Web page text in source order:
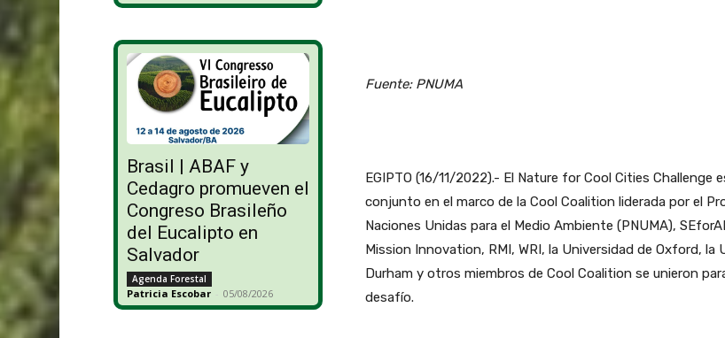
Brasil | ABAF y
Cedagro promueven el
Congreso Brasileño
del Eucalipto en
Salvador
Agenda Forestal
Patricia Escobar - 05/08/2026
Fuente: PNUMA
EGIPTO (16/11/2022).- El Nature for Cool Cities Challenge
conjunto en el marco de la Cool Coalition liderada por el
Naciones Unidas para el Medio Ambiente (PNUMA),
Mission Innovation, RMI, WRI, la Universidad de Oxford, la
Durham y otros miembros de Cool Coalition se unieron
desafío.